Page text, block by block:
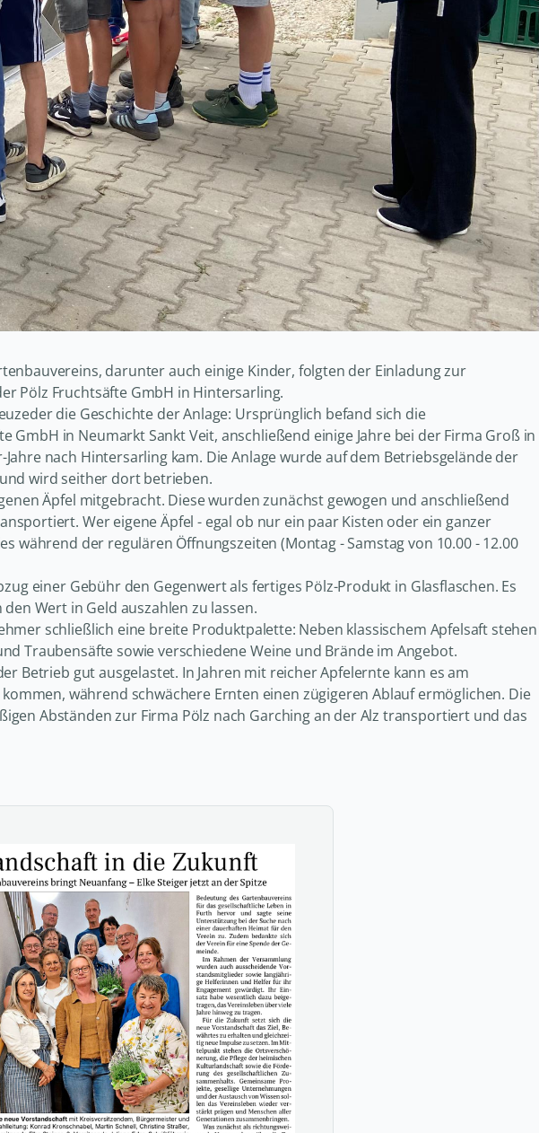
darunter auch einige Kinder, folgten der Einladung zur
Pölz Fruchtsäfte GmbH in Hintersarling.
die Geschichte der Anlage: Ursprünglich befand sich die
GmbH in Neumarkt Sankt Veit, anschließend einige Jahre bei der Firma Groß in
nach Hintersarling kam. Die Anlage wurde auf dem Betriebsgelände der
wird seither dort betrieben.
Äpfel mitgebracht. Diese wurden zunächst gewogen und anschließend
Wer eigene Äpfel - egal ob nur ein paar Kisten oder ein ganzer
während der regulären Öffnungszeiten (Montag - Samstag von 10.00 - 12.00
einer Gebühr den Gegenwert als fertiges Pölz-Produkt in Glasflaschen. Es
Wert in Geld auszahlen zu lassen.
schließlich eine breite Produktpalette: Neben klassischem Apfelsaft stehen
Traubensäfte sowie verschiedene Weine und Brände im Angebot.
Betrieb gut ausgelastet. In Jahren mit reicher Apfelernte kann es am
während schwächere Ernten einen zügigeren Ablauf ermöglichen. Die
Abständen zur Firma Pölz nach Garching an der Alz transportiert und das